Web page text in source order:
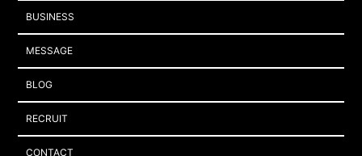
BUSINESS
MESSAGE
BLOG
RECRUIT
CONTACT